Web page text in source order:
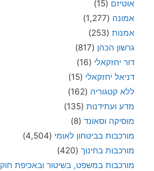
אוטיזם (15)
אמונה (1,277)
אמנות (253)
גרשון הכהן (817)
דור יחזקאלי (16)
דניאל יחזקאלי (15)
ללא קטגוריה (162)
מדע ועתידנות (135)
מוסיקה וסאונד (8)
מורכבות בביטחון לאומי (4,504)
מורכבות בחינוך (420)
מורכבות במשפט, בשיטור ובאכיפת חוק